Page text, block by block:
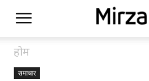
होम
समाचार